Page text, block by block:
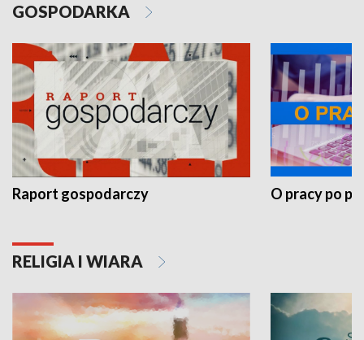
GOSPODARKA
Raport gospodarczy O pracy po
RELIGIA I WIARA